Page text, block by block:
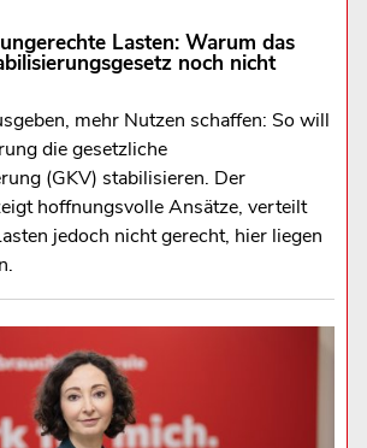
Lasten: Warum das
noch nicht
mehr Nutzen schaffen: So will
die gesetzliche
(GKV) stabilisieren. Der
hoffnungsvolle Ansätze, verteilt
jedoch nicht gerecht, hier liegen